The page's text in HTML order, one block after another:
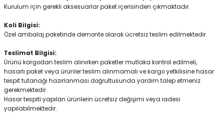
Kurulum için gerekli aksesuarlar paket içerisinden çıkmaktadır.
Koli Bilgisi:
Özel ambalaj paketinde demonte olarak ücretsiz teslim edilmektedir.
Teslimat Bilgisi:
Ürünü kargodan teslim alınırken paketler mutlaka kontrol edilmeli,
hasarlı paket veya ürünler teslim alınmamalı ve kargo yetkilisine hasar
tespit tutanağı hazırlanması doğrultusunda yardım talep etmeniz
gerekmektedir.
Hasar tespiti yapılan ürünlerin ücretsiz değişimi veya iadesi
yapılabilmektedir.